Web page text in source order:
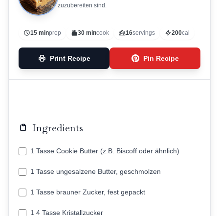
zuzubereiten sind.
15 minprep 30 mincook 16servings 200cal
Print Recipe Pin Recipe
Ingredients
1 Tasse Cookie Butter (z.B. Biscoff oder ähnlich)
1 Tasse ungesalzene Butter, geschmolzen
1 Tasse brauner Zucker, fest gepackt
1 4 Tasse Kristallzucker